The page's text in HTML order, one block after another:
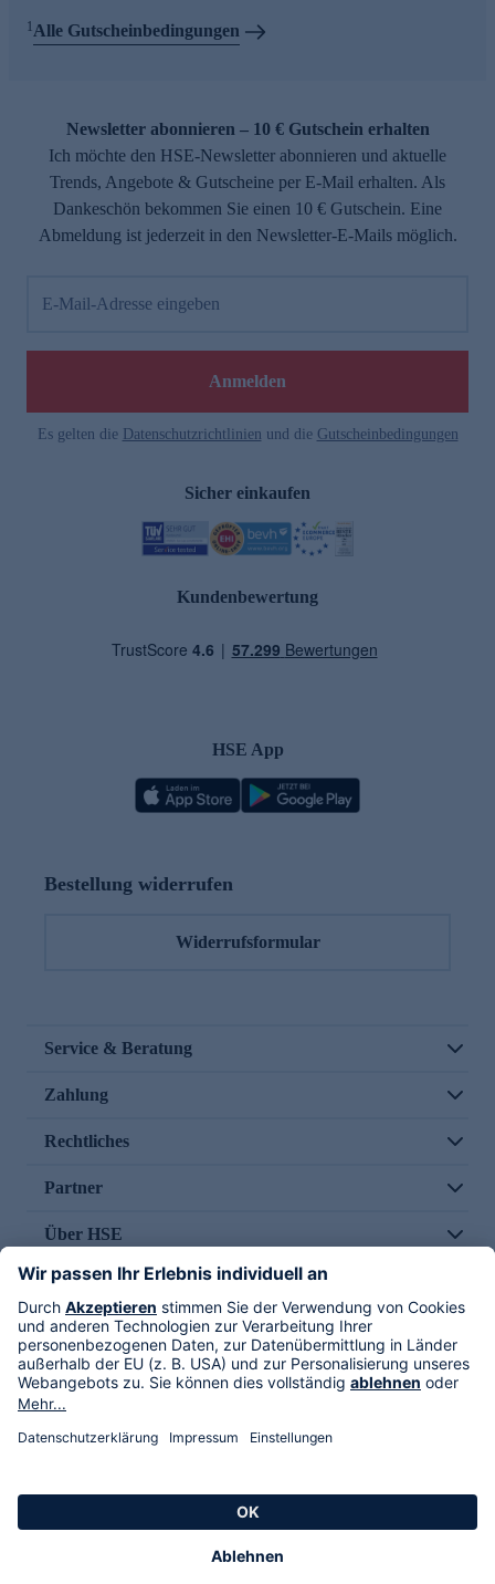
1Alle Gutscheinbedingungen
Newsletter abonnieren – 10 € Gutschein erhalten
Ich möchte den HSE-Newsletter abonnieren und aktuelle
Trends, Angebote & Gutscheine per E-Mail erhalten. Als
Dankeschön bekommen Sie einen 10 € Gutschein. Eine
Abmeldung ist jederzeit in den Newsletter-E-Mails möglich.
E-Mail-Adresse eingeben
Anmelden
Es gelten die Datenschutzrichtlinien und die Gutscheinbedingungen
Sicher einkaufen
Kundenbewertung
HSE App
Bestellung widerrufen
Widerrufsformular
Service & Beratung
Zahlung
Rechtliches
Partner
Über HSE
Im TV
HSE International